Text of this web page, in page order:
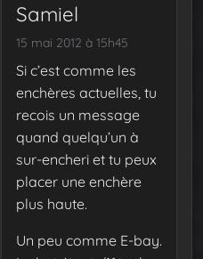
Samiel
15 mai 2012 à 15h45
Si c’est comme les
enchères actuelles, tu
recois un message
quand quelqu’un à
sur-encheri et tu peux
placer une enchère
plus haute.
Un peu comme E-bay.